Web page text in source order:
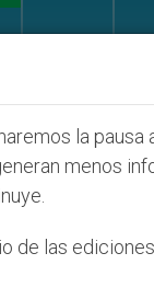
la pausa
menos
de las